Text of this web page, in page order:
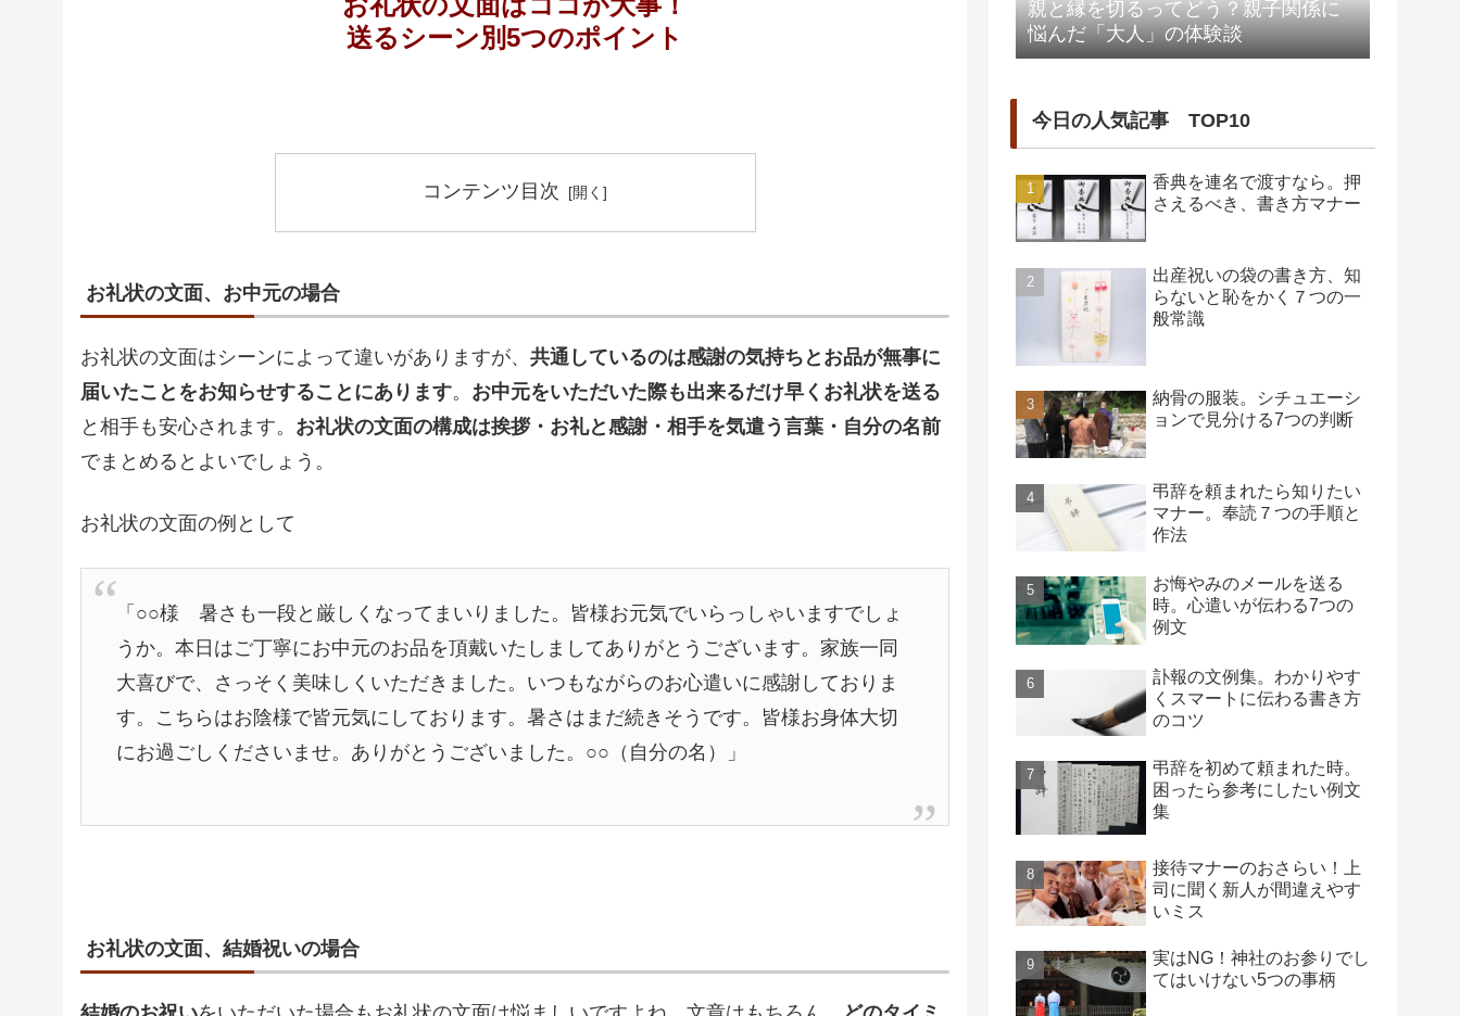
送るシーン別5つのポイント
コンテンツ目次
お礼状の文面、お中元の場合
お礼状の文面はシーンによって違いがありますが、 共通しているのは感謝の気持ちとお品が無事に
届いたことをお知らせすることにあります。 お中元をいただいた際も出来るだけ早くお礼状を送る
と相手も安心されます。 お礼状の文面の構成は挨拶・お礼と感謝・相手を気遣う言葉・自分の名前
でまとめるとよいでしょう。
お礼状の文面の例として
「○○様 暑さも一段と厳しくなってまいりました。皆様お元気でいらっしゃいますでしょ
うか。本日はご丁寧にお中元のお品を頂戴いたしましてありがとうございます。家族一同
大喜びで、さっそく美味しくいただきました。いつもながらのお心遣いに感謝しておりま
す。こちらはお陰様で皆元気にしております。暑さはまだ続きそうです。皆様お身体大切
にお過ごしくださいませ。ありがとうございました。○○（自分の名）」
お礼状の文面、結婚祝いの場合
親と縁を切るってどう？親子関係に
悩んだ「大人」の体験談
今日の人気記事 TOP10
香典を連名で渡すなら。押
さえるべき、書き方マナー
出産祝いの袋の書き方、知
らないと恥をかく７つの一
般常識
納骨の服装。シチュエーシ
ョンで見分ける7つの判断
弔辞を頼まれたら知りたい
マナー。奉読７つの手順と
作法
お悔やみのメールを送る
時。心遣いが伝わる7つの
例文
訃報の文例集。わかりやす
くスマートに伝わる書き方
のコツ
弔辞を初めて頼まれた時。
困ったら参考にしたい例文
集
接待マナーのおさらい！上
司に聞く新人が間違えやす
いミス
実はNG！神社のお参りでし
てはいけない5つの事柄